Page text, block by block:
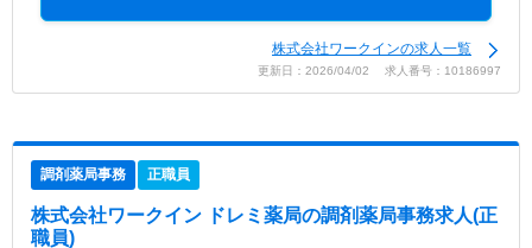
株式会社ワークインの求人一覧
更新日：2026/04/02 求人番号：10186997
調剤薬局事務 正職員
株式会社ワークイン ドレミ薬局の調剤薬局事務求人(正
職員)